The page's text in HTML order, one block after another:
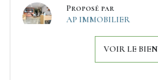
Proposé par
AP IMMOBILIER
VOIR LE BIEN